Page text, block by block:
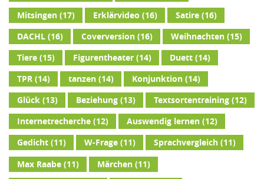
Mitsingen(17) Erklärvideo (16) Satire(16)
DACHL(16) Coverversion(16) Weihnachten(15)
Tiere(15) Figurentheater(14) Duett(14)
TPR(14) tanzen(14) Konjunktion(14)
Glück(13) Beziehung(13) Textsortentraining(12)
Internetrecherche(12) Auswendig lernen(12)
Gedicht(11) W-Frage(11) Sprachvergleich(11)
Max Raabe(11) Märchen(11)